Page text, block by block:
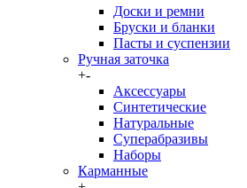
Доски и ремни
Бруски и бланки
Пасты и суспензии
Ручная заточка
+-
Аксессуары
Синтетические
Натуральные
Суперабразивы
Наборы
Карманные